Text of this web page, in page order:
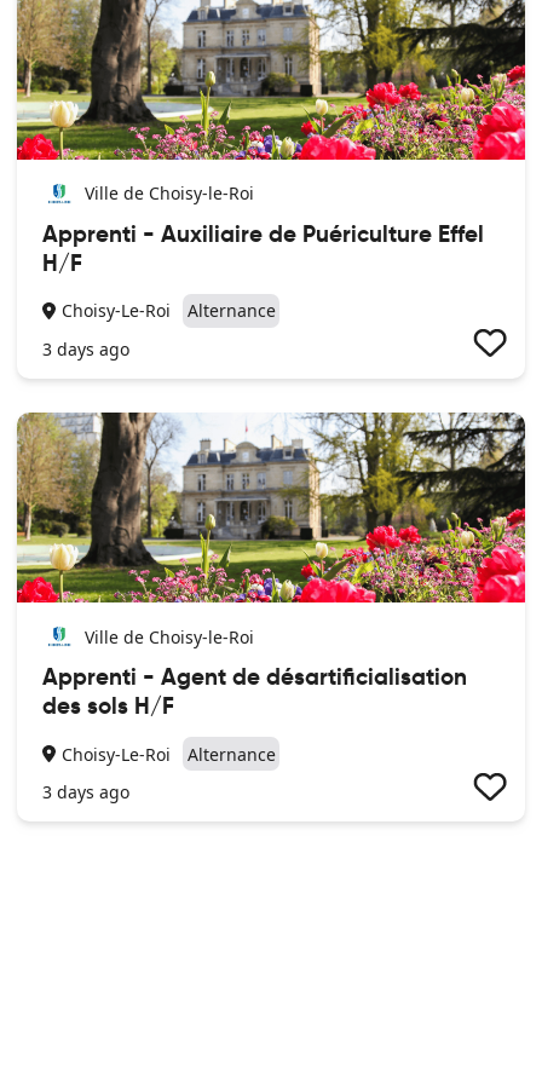
- Constituer des dossiers à caractère social
- Rédiger des rapports, des comptes rendus et des notes de
synthèse
- Présenter les situations auprès de partenaires ou des
équipes en interne
Pour mener à bien vos missions, vous serez amené à réaliser
une veille informationnelle et réglementaire ainsi qu’à
participer aux différents temps de vie des structures.
Particularité du poste :
37h30 par semaine - Horaires : 9h à 12h - 13h30 à 18h30 du
mardi au jeudi, 9h à 12h30 - 13h30 à 18h30 le vendredi et
Permis B obligatoire pour les déplacements sur le territoire
Métier soumis au secret professionnel, à l'éthique et à la
déontologie (Code de l'action sociale et des familles)
Réactivité nécessaire face aux situations d'urgence des
ménages
Ville de Choisy-le-Roi
Apprenti - Auxiliaire de Puériculture Effel
H/F
Choisy-Le-Roi
Alternance
3 days ago
Ville de Choisy-le-Roi
Apprenti - Agent de désartificialisation
des sols H/F
Choisy-Le-Roi
Alternance
3 days ago